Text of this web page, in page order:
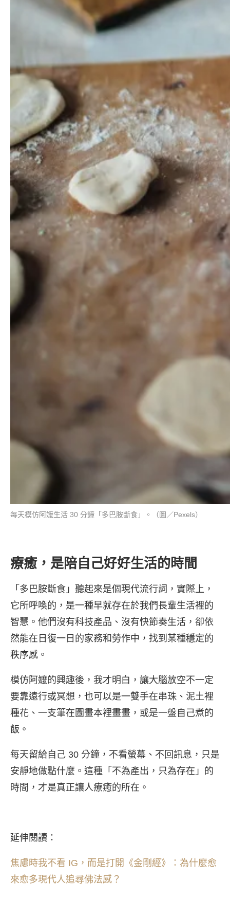
每天模仿阿嬤生活 30 分鐘「多巴胺斷食」。（圖／Pexels）
療癒，是陪自己好好生活的時間
「多巴胺斷食」聽起來是個現代流行詞，實際上，
它所呼喚的，是一種早就存在於我們長輩生活裡的
智慧。他們沒有科技產品、沒有快節奏生活，卻依
然能在日復一日的家務和勞作中，找到某種穩定的
秩序感。
模仿阿嬤的興趣後，我才明白，讓大腦放空不一定
要靠遠行或冥想，也可以是一雙手在串珠、泥土裡
種花、一支筆在圖畫本裡畫畫，或是一盤自己煮的
飯。
每天留給自己 30 分鐘，不看螢幕、不回訊息，只是
安靜地做點什麼。這種「不為產出，只為存在」的
時間，才是真正讓人療癒的所在。
延伸閱讀：
焦慮時我不看 IG，而是打開《金剛經》：為什麼愈
來愈多現代人追尋佛法感？